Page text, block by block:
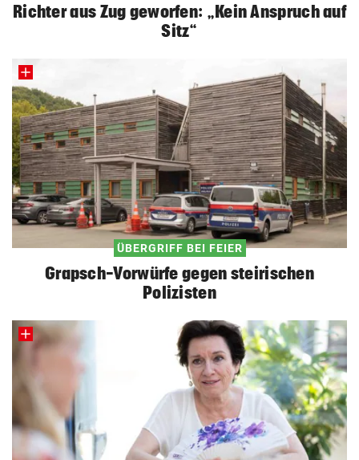
Richter aus Zug geworfen: „Kein Anspruch auf
Sitz“
ÜBERGRIFF BEI FEIER
Grapsch-Vorwürfe gegen steirischen
Polizisten